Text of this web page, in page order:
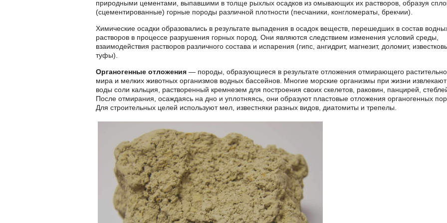
природными цементами, выпавшими в толще рыхлых осадков из омывающих их растворов, образуя
(сцементированные) горные породы различной плотности (песчаники, конгломераты, брекчии).
Химические осадки образовались в результате выпадения в осадок веществ, перешедших в состав
растворов в процессе разрушения горных пород. Они являются следствием изменения условий среды,
взаимодействия растворов различного состава и испарения (гипс, ангидрит, магнезит, доломит,
туфы).
Органогенные отложения — породы, образующиеся в результате отложения отмирающего
мира и мелких животных организмов водных бассейнов. Многие морские организмы при жизни
воды соли кальция, растворенный кремнезем для построения своих скелетов, раковин, панцирей,
После отмирания, осаждаясь на дно и уплотняясь, они образуют пластовые отложения органогенных
Для строительных целей используют мел, известняки разных видов, диатомиты и трепелы.